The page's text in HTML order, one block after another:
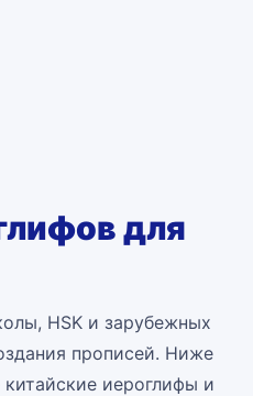
для
HSK и зарубежных
прописей. Ниже
иероглифы и